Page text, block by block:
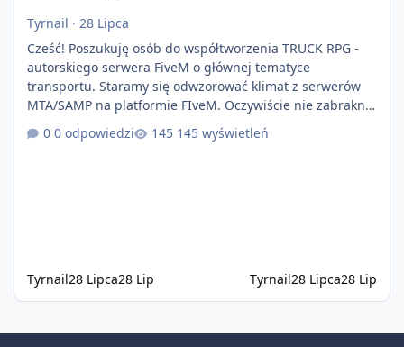
Tyrnail · 28 Lipca
Cześć! Poszukuję osób do współtworzenia TRUCK RPG -
autorskiego serwera FiveM o głównej tematyce
transportu. Staramy się odwzorować klimat z serwerów
MTA/SAMP na platformie FIveM. Oczywiście nie zabraknie
kontentu dla graczy którzy chcą robić coś innego niż
jeździć ciężarówką. Projekt tworzony jest od podstaw z
0 odpowiedzi 145 wyświetleń
Tyrnail28 Lipca28 Lip Tyrnail28 Lipca28 Lip